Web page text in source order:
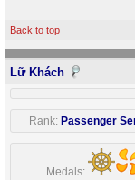
Back to top
Lữ Khách
Rank: Passenger
Medals: